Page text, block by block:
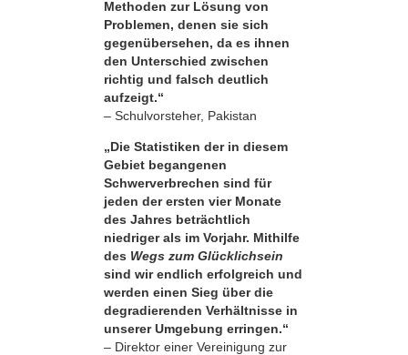
Methoden zur Lösung von
Problemen, denen sie sich
gegenübersehen, da es ihnen
den Unterschied zwischen
richtig und falsch deutlich
aufzeigt.“
– Schulvorsteher, Pakistan
„Die Statistiken der in diesem
Gebiet begangenen
Schwerverbrechen sind für
jeden der ersten vier Monate
des Jahres beträchtlich
niedriger als im Vorjahr. Mithilfe
des Wegs zum Glücklichsein
sind wir endlich erfolgreich und
werden einen Sieg über die
degradierenden Verhältnisse in
unserer Umgebung erringen.“
– Direktor einer Vereinigung zur